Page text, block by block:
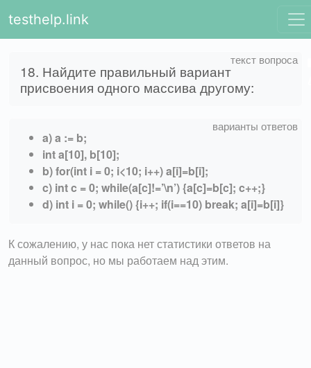
testhelp.link
18. Найдите правильный вариант
присвоения одного массива другому:
a) a := b;
int a[10], b[10];
b) for(int i = 0; i<10; i++) a[i]=b[i];
c) int c = 0; while(a[c]!=’\n’) {a[c]=b[c]; c++;}
d) int i = 0; while() {i++; if(i==10) break; a[i]=b[i]}
К сожалению, у нас пока нет статистики ответов на
данный вопрос, но мы работаем над этим.